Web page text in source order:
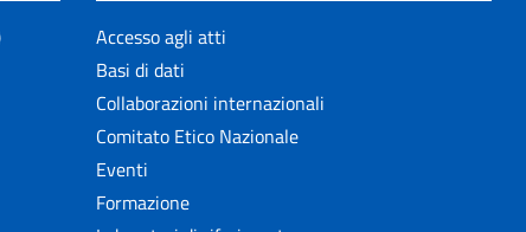
Accesso agli atti
Basi di dati
Collaborazioni internazionali
Comitato Etico Nazionale
Eventi
Formazione